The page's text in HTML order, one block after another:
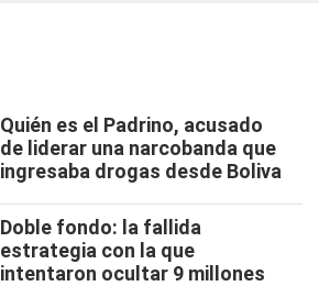
Quién es el Padrino, acusado
de liderar una narcobanda que
ingresaba drogas desde Boliva
Doble fondo: la fallida
estrategia con la que
intentaron ocultar 9 millones